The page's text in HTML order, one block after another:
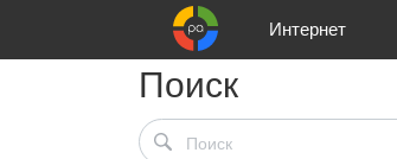
Интернет
Реклама и
Цифра и офсет
Телевидение
Клиенты
Поиск